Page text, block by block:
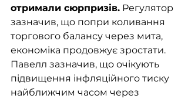
отримали сюрпризів. Регулятор
зазначив, що попри коливання
торгового балансу через мита,
економіка продовжує зростати.
Павелл зазначив, що очікують
підвищення інфляційного тиску
найближчим часом через